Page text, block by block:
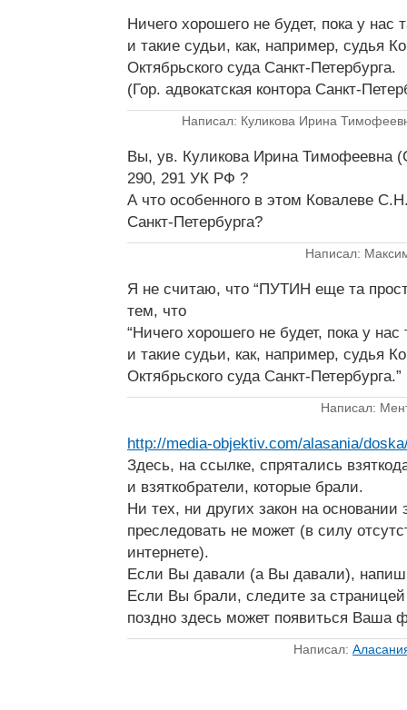
Ничего хорошего не будет, пока у нас
и такие судьи, как, например, судья
Октябрьского суда Санкт-Петербурга.
(Гор. адвокатская контора Санкт-
Написал: Куликова Ирина
Вы, ув. Куликова Ирина Тимофеевна
290, 291 УК РФ ?
А что особенного в этом Ковалеве
Санкт-Петербурга?
Написал:
Я не считаю, что “ПУТИН еще та
тем, что
“Ничего хорошего не будет, пока у
и такие судьи, как, например, судья
Октябрьского суда Санкт-Петербурга.”
Написал:
http://media-objektiv.com/alasania/
Здесь, на ссылке, спрятались
и взяткобратели, которые брали.
Ни тех, ни других закон на основании
преследовать не может (в силу
интернете).
Если Вы давали (а Вы давали),
Если Вы брали, следите за
поздно здесь может появиться Ваша
Написал: